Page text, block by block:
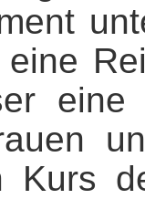
eine
Kurs